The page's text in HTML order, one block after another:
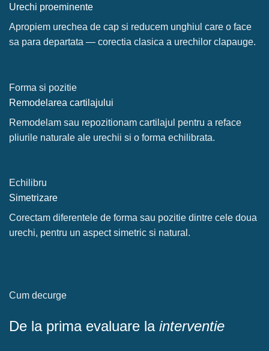
Urechi proeminente
Apropiem urechea de cap si reducem unghiul care o face
sa para departata — corectia clasica a urechilor clapauge.
Forma si pozitie
Remodelarea cartilajului
Remodelam sau repozitionam cartilajul pentru a reface
pliurile naturale ale urechii si o forma echilibrata.
Echilibru
Simetrizare
Corectam diferentele de forma sau pozitie dintre cele doua
urechi, pentru un aspect simetric si natural.
Cum decurge
De la prima evaluare la interventie